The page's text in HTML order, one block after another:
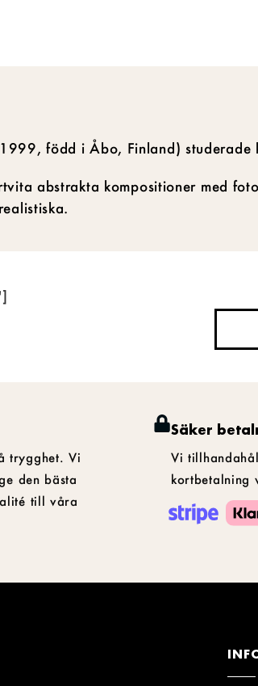
född i Åbo, Finland) studerade
abstrakta kompositioner med
trygghet. Vi
den bästa
till våra
Säker
Vi
kortbetalning